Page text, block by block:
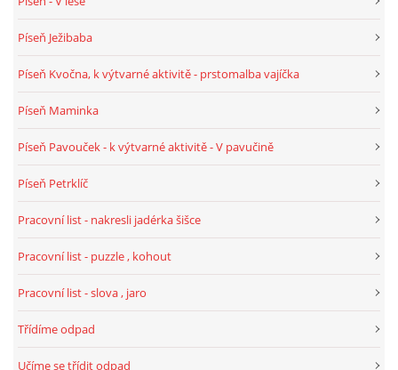
HALLOWEEN
SVATÝ MARTIN
SVATÁ BARBORA 4.12.
Píseň Ježibaba
Píseň Kvočna, k výtvarné aktivitě - prstomalba vajíčka
Píseň Maminka
Píseň Pavouček - k výtvarné aktivitě - V pavučině
Píseň Petrklíč
Pracovní list - nakresli jadérka šišce
Pracovní list - puzzle , kohout
Pracovní list - slova , jaro
Třídíme odpad
Učíme se třídit odpad